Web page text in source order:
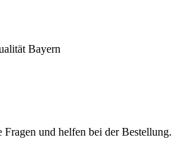
und helfen bei der Bestellung.